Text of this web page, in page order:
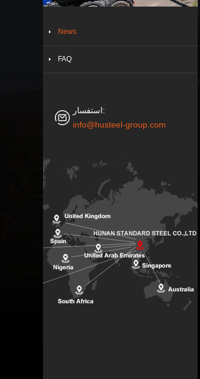
News
FAQ
استفسار:
info@husteel-group.com